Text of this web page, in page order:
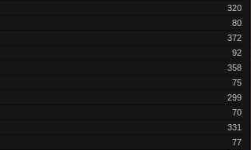
320
80
372
92
358
75
299
70
331
77